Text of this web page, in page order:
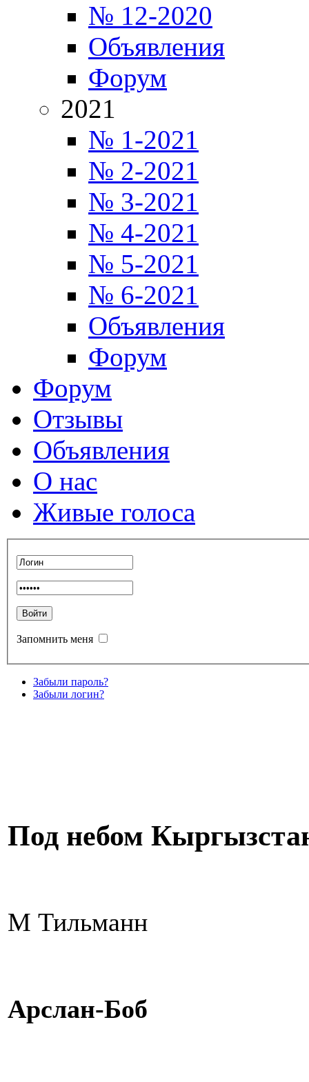
№ 12-2020
Объявления
Форум
2021
№ 1-2021
№ 2-2021
№ 3-2021
№ 4-2021
№ 5-2021
№ 6-2021
Объявления
Форум
Форум
Отзывы
Объявления
О нас
Живые голоса
Запомнить меня
Забыли пароль?
Забыли логин?
Под небом
М Тильманн
Арслан-Боб